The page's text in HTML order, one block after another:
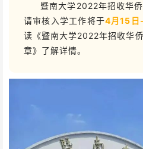
暨南大学2022年招收华
请审核入学工作将于4月15日
读《暨南大学2022年招收华
章》了解详情。